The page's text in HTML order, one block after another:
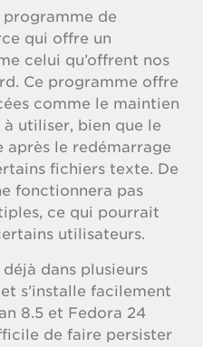
de
qui offre un
celui qu’offrent nos
Ce programme offre
comme le maintien
utiliser, bien que le
après le redémarrage
fichiers texte. De
fonctionnera pas
ce qui pourrait
utilisateurs.
dans plusieurs
s’installe facilement
8.5 et Fedora 24
de faire persister